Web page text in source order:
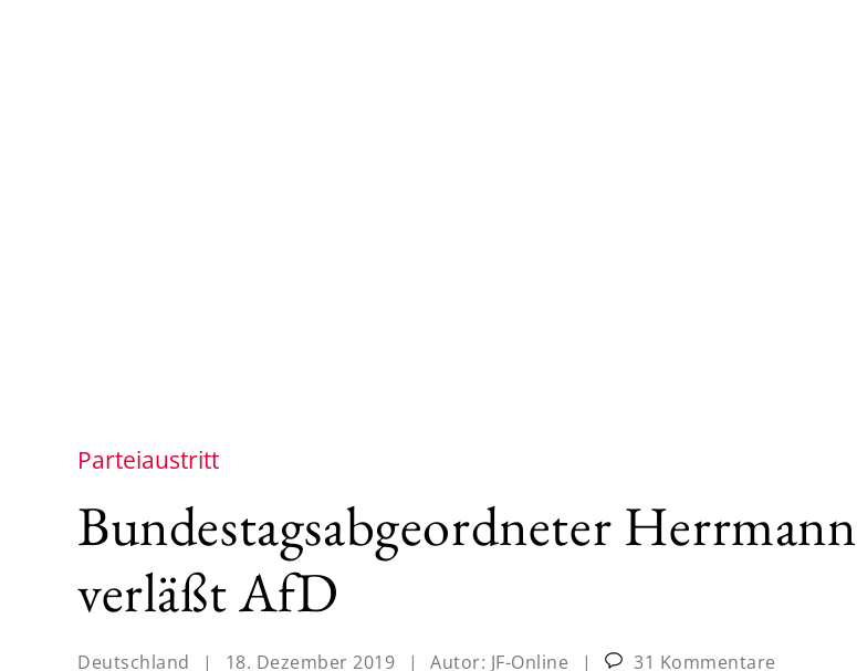
Parteiaustritt
Bundestagsabgeordneter Herrmann
verläßt AfD
Deutschland | 18. Dezember 2019 | Autor: JF-Online |
31 Kommentare